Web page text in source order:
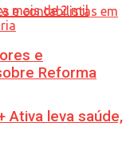
Ativa leva saúde,
e
Reforma